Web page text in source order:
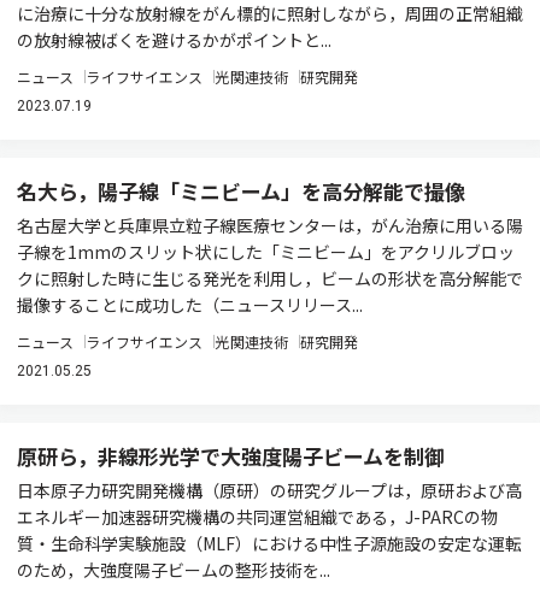
に治療に十分な放射線をがん標的に照射しながら，周囲の正常組織
の放射線被ばくを避けるかがポイントと...
ニュース ライフサイエンス 光関連技術 研究開発
2023.07.19
名大ら，陽子線「ミニビーム」を高分解能で撮像
名古屋大学と兵庫県立粒子線医療センターは，がん治療に用いる陽
子線を1mmのスリット状にした「ミニビーム」をアクリルブロッ
クに照射した時に生じる発光を利用し，ビームの形状を高分解能で
撮像することに成功した（ニュースリリース...
ニュース ライフサイエンス 光関連技術 研究開発
2021.05.25
原研ら，非線形光学で大強度陽子ビームを制御
日本原子力研究開発機構（原研）の研究グループは，原研および高
エネルギー加速器研究機構の共同運営組織である，J-PARCの物
質・生命科学実験施設（MLF）における中性子源施設の安定な運転
のため，大強度陽子ビームの整形技術を...